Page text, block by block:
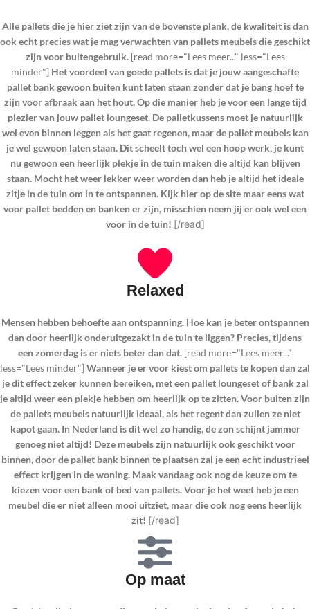
Alle pallets die je hier ziet zijn van de bovenste plank, de kwaliteit is dan
ook echt precies wat je mag verwachten van pallets meubels die geschikt
zijn voor buitengebruik. [read more="Lees meer..." less="Lees
minder"] Het voordeel van goede pallets is dat je jouw aangeschafte
pallet bank gewoon buiten kunt laten staan zonder dat je bang hoef te
zijn voor afbraak aan het hout. Op die manier heb je voor een lange tijd
plezier van jouw pallet loungeset. De palletkussens moet je natuurlijk
wel even binnen leggen als het gaat regenen, maar de pallet meubels kan
je wel gewoon laten staan. Dit scheelt toch wel een hoop werk, je kunt
nu gewoon een heerlijk plekje in de tuin maken die altijd kan blijven
staan. Mocht het weer lekker weer worden dan heb je altijd het ideale
zitje in de tuin om in te ontspannen. Kijk hier op de site maar eens wat
voor pallet bedden en banken er zijn, misschien neem jij er ook wel een
voor in de tuin! [/read]
Relaxed
Mensen hebben behoefte aan ontspanning. Hoe kan je beter ontspannen
dan door heerlijk onderuitgezakt in de tuin te liggen? Precies, tijdens
een zomerdag is er niets beter dan dat. [read more="Lees meer..."
less="Lees minder"]Wanneer je er voor kiest om pallets te kopen dan zal
je dit effect zeker kunnen bereiken, met een pallet loungeset of bank zal
je altijd weer een plekje hebben om heerlijk op te zitten. Voor buiten zijn
de pallets meubels natuurlijk ideaal, als het regent dan zullen ze niet
kapot gaan. In Nederland is dit wel zo handig, de zon schijnt jammer
genoeg niet altijd! Deze meubels zijn natuurlijk ook geschikt voor
binnen, door de pallet bank binnen te plaatsen zal je een echt industrieel
effect krijgen in de woning. Maak vandaag ook nog de keuze om te
kiezen voor een bank of bed van pallets. Voor je het weet heb je een
meubel die er niet alleen mooi uitziet, maar die ook nog eens heerlijk
zit! [/read]
Op maat